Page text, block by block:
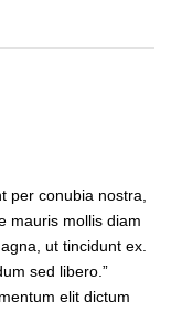
per conubia nostra,
mauris mollis diam
ut tincidunt ex.
sed libero.”
elit dictum